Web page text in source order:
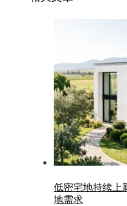
低密宅地持续上
地需求